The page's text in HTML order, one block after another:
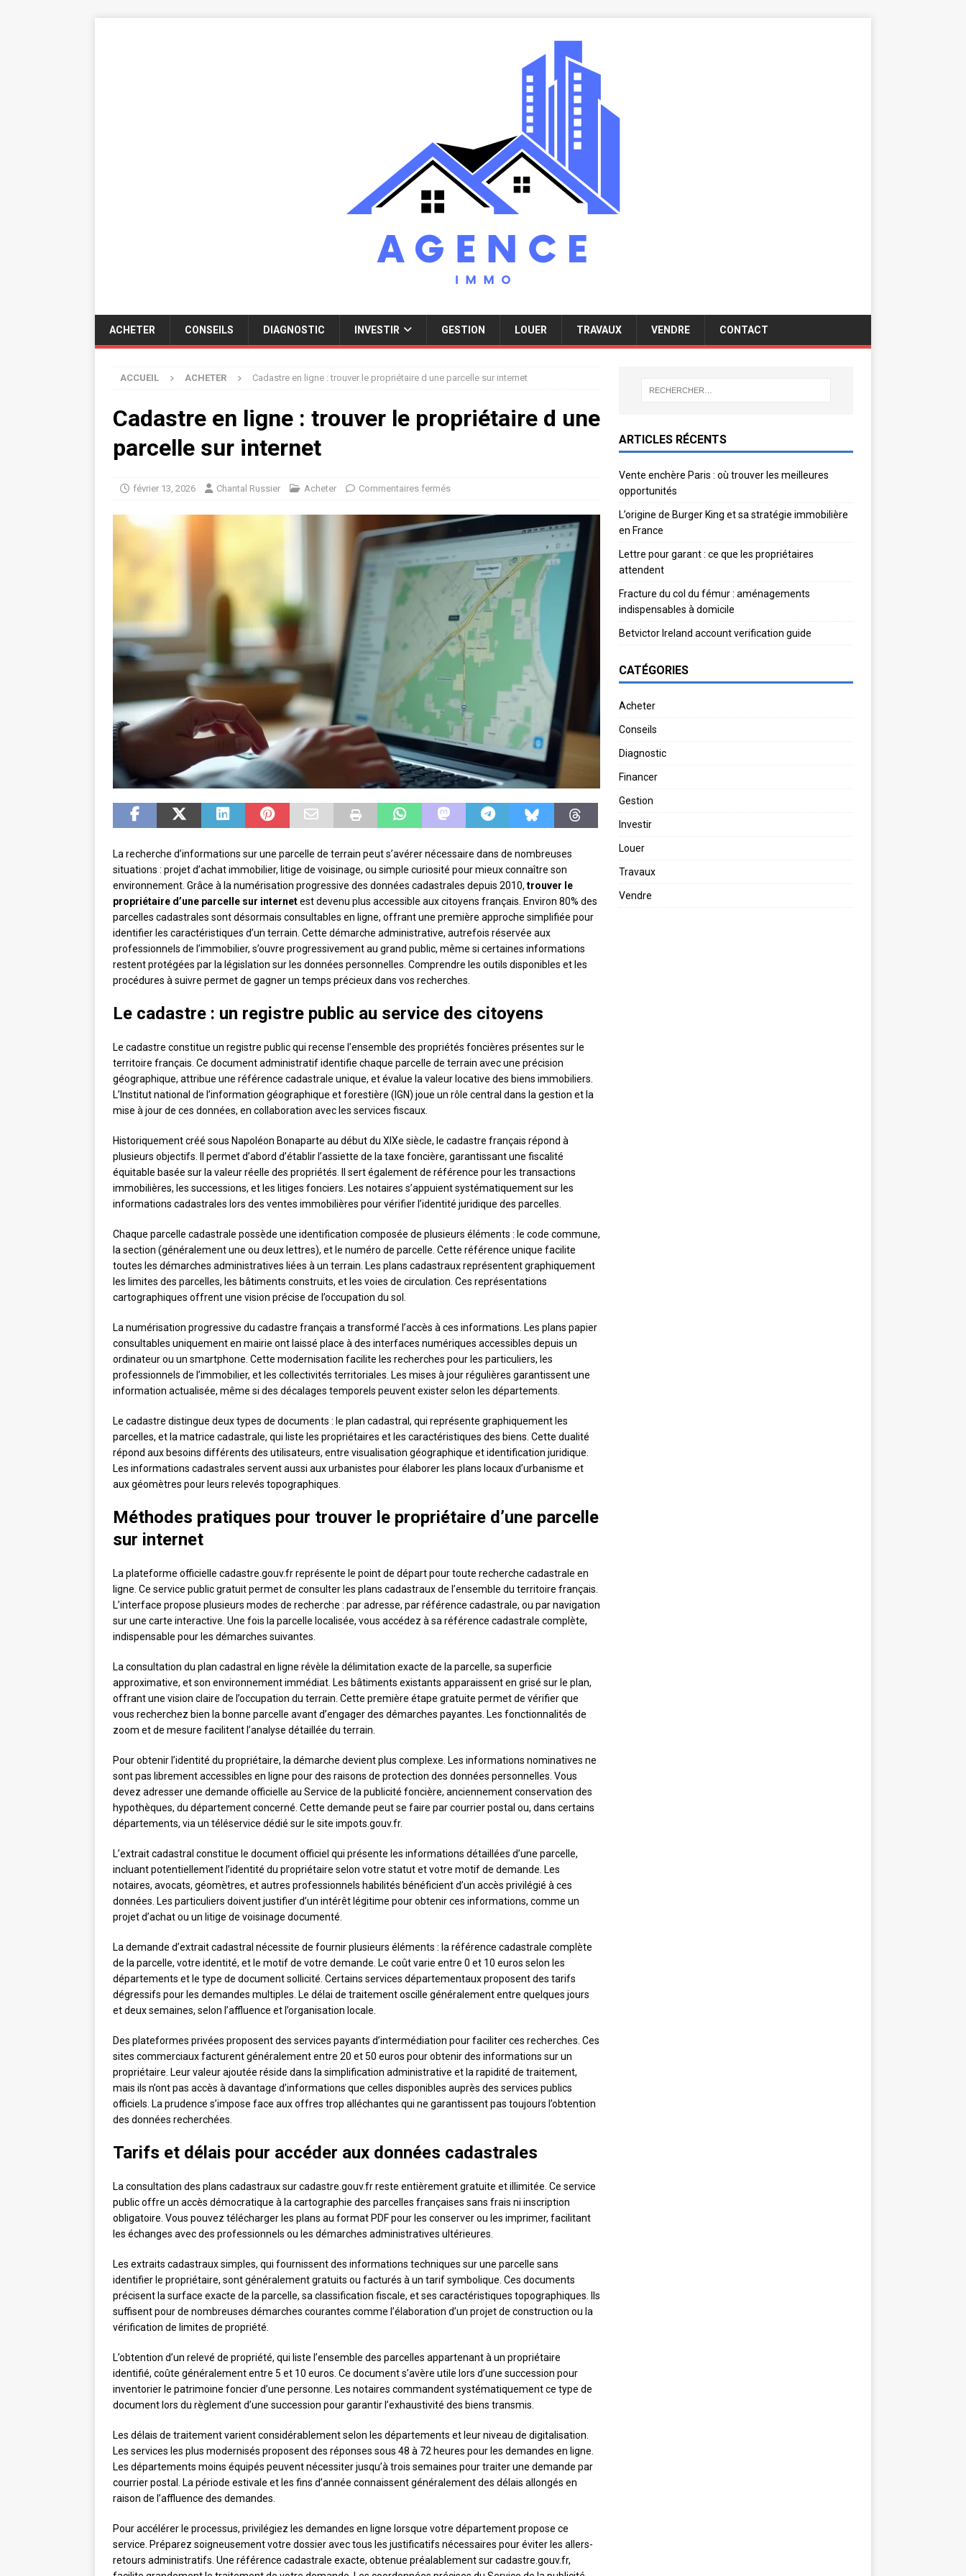
ACHETER CONSEILS DIAGNOSTIC INVESTIR GESTION LOUER TRAVAUX VENDRE CONTACT
ACCUEIL ACHETER Cadastre en ligne : trouver le propriétaire d une parcelle sur internet
Cadastre en ligne : trouver le propriétaire d une
parcelle sur internet
février 13, 2026 Chantal Russier Acheter Commentaires fermés
La recherche d’informations sur une parcelle de terrain peut s’avérer nécessaire dans de nombreuses
situations : projet d’achat immobilier, litige de voisinage, ou simple curiosité pour mieux connaître son
environnement. Grâce à la numérisation progressive des données cadastrales depuis 2010, trouver le
propriétaire d’une parcelle sur internetest devenu plus accessible aux citoyens français. Environ 80% des
parcelles cadastrales sont désormais consultables en ligne, offrant une première approche simplifiée pour
identifier les caractéristiques d’un terrain. Cette démarche administrative, autrefois réservée aux
professionnels de l’immobilier, s’ouvre progressivement au grand public, même si certaines informations
restent protégées par la législation sur les données personnelles. Comprendre les outils disponibles et les
procédures à suivre permet de gagner un temps précieux dans vos recherches.
Le cadastre : un registre public au service des citoyens
Le cadastre constitue un registre public qui recense l’ensemble des propriétés foncières présentes sur le
territoire français. Ce document administratif identifie chaque parcelle de terrain avec une précision
géographique, attribue une référence cadastrale unique, et évalue la valeur locative des biens immobiliers.
L’Institut national de l’information géographique et forestière (IGN) joue un rôle central dans la gestion et la
mise à jour de ces données, en collaboration avec les services fiscaux.
Historiquement créé sous Napoléon Bonaparte au début du XIXe siècle, le cadastre français répond à
plusieurs objectifs. Il permet d’abord d’établir l’assiette de la taxe foncière, garantissant une fiscalité
équitable basée sur la valeur réelle des propriétés. Il sert également de référence pour les transactions
immobilières, les successions, et les litiges fonciers. Les notaires s’appuient systématiquement sur les
informations cadastrales lors des ventes immobilières pour vérifier l’identité juridique des parcelles.
Chaque parcelle cadastrale possède une identification composée de plusieurs éléments : le code commune,
la section (généralement une ou deux lettres), et le numéro de parcelle. Cette référence unique facilite
toutes les démarches administratives liées à un terrain. Les plans cadastraux représentent graphiquement
les limites des parcelles, les bâtiments construits, et les voies de circulation. Ces représentations
cartographiques offrent une vision précise de l’occupation du sol.
La numérisation progressive du cadastre français a transformé l’accès à ces informations. Les plans papier
consultables uniquement en mairie ont laissé place à des interfaces numériques accessibles depuis un
ordinateur ou un smartphone. Cette modernisation facilite les recherches pour les particuliers, les
professionnels de l’immobilier, et les collectivités territoriales. Les mises à jour régulières garantissent une
information actualisée, même si des décalages temporels peuvent exister selon les départements.
Le cadastre distingue deux types de documents : le plan cadastral, qui représente graphiquement les
parcelles, et la matrice cadastrale, qui liste les propriétaires et les caractéristiques des biens. Cette dualité
répond aux besoins différents des utilisateurs, entre visualisation géographique et identification juridique.
Les informations cadastrales servent aussi aux urbanistes pour élaborer les plans locaux d’urbanisme et
aux géomètres pour leurs relevés topographiques.
Méthodes pratiques pour trouver le propriétaire d’une parcelle
sur internet
La plateforme officielle cadastre.gouv.fr représente le point de départ pour toute recherche cadastrale en
ligne. Ce service public gratuit permet de consulter les plans cadastraux de l’ensemble du territoire français.
L’interface propose plusieurs modes de recherche : par adresse, par référence cadastrale, ou par navigation
sur une carte interactive. Une fois la parcelle localisée, vous accédez à sa référence cadastrale complète,
indispensable pour les démarches suivantes.
La consultation du plan cadastral en ligne révèle la délimitation exacte de la parcelle, sa superficie
approximative, et son environnement immédiat. Les bâtiments existants apparaissent en grisé sur le plan,
offrant une vision claire de l’occupation du terrain. Cette première étape gratuite permet de vérifier que
vous recherchez bien la bonne parcelle avant d’engager des démarches payantes. Les fonctionnalités de
zoom et de mesure facilitent l’analyse détaillée du terrain.
Pour obtenir l’identité du propriétaire, la démarche devient plus complexe. Les informations nominatives ne
sont pas librement accessibles en ligne pour des raisons de protection des données personnelles. Vous
devez adresser une demande officielle au Service de la publicité foncière, anciennement conservation des
hypothèques, du département concerné. Cette demande peut se faire par courrier postal ou, dans certains
départements, via un téléservice dédié sur le site impots.gouv.fr.
L’extrait cadastral constitue le document officiel qui présente les informations détaillées d’une parcelle,
incluant potentiellement l’identité du propriétaire selon votre statut et votre motif de demande. Les
notaires, avocats, géomètres, et autres professionnels habilités bénéficient d’un accès privilégié à ces
données. Les particuliers doivent justifier d’un intérêt légitime pour obtenir ces informations, comme un
projet d’achat ou un litige de voisinage documenté.
La demande d’extrait cadastral nécessite de fournir plusieurs éléments : la référence cadastrale complète
de la parcelle, votre identité, et le motif de votre demande. Le coût varie entre 0 et 10 euros selon les
départements et le type de document sollicité. Certains services départementaux proposent des tarifs
dégressifs pour les demandes multiples. Le délai de traitement oscille généralement entre quelques jours
et deux semaines, selon l’affluence et l’organisation locale.
Des plateformes privées proposent des services payants d’intermédiation pour faciliter ces recherches. Ces
sites commerciaux facturent généralement entre 20 et 50 euros pour obtenir des informations sur un
propriétaire. Leur valeur ajoutée réside dans la simplification administrative et la rapidité de traitement,
mais ils n’ont pas accès à davantage d’informations que celles disponibles auprès des services publics
officiels. La prudence s’impose face aux offres trop alléchantes qui ne garantissent pas toujours l’obtention
des données recherchées.
Tarifs et délais pour accéder aux données cadastrales
La consultation des plans cadastraux sur cadastre.gouv.fr reste entièrement gratuite et illimitée. Ce service
public offre un accès démocratique à la cartographie des parcelles françaises sans frais ni inscription
obligatoire. Vous pouvez télécharger les plans au format PDF pour les conserver ou les imprimer, facilitant
les échanges avec des professionnels ou les démarches administratives ultérieures.
Les extraits cadastraux simples, qui fournissent des informations techniques sur une parcelle sans
identifier le propriétaire, sont généralement gratuits ou facturés à un tarif symbolique. Ces documents
précisent la surface exacte de la parcelle, sa classification fiscale, et ses caractéristiques topographiques. Ils
suffisent pour de nombreuses démarches courantes comme l’élaboration d’un projet de construction ou la
vérification de limites de propriété.
L’obtention d’un relevé de propriété, qui liste l’ensemble des parcelles appartenant à un propriétaire
identifié, coûte généralement entre 5 et 10 euros. Ce document s’avère utile lors d’une succession pour
inventorier le patrimoine foncier d’une personne. Les notaires commandent systématiquement ce type de
document lors du règlement d’une succession pour garantir l’exhaustivité des biens transmis.
Les délais de traitement varient considérablement selon les départements et leur niveau de digitalisation.
Les services les plus modernisés proposent des réponses sous 48 à 72 heures pour les demandes en ligne.
Les départements moins équipés peuvent nécessiter jusqu’à trois semaines pour traiter une demande par
courrier postal. La période estivale et les fins d’année connaissent généralement des délais allongés en
raison de l’affluence des demandes.
Pour accélérer le processus, privilégiez les demandes en ligne lorsque votre département propose ce
service. Préparez soigneusement votre dossier avec tous les justificatifs nécessaires pour éviter les allers-
retours administratifs. Une référence cadastrale exacte, obtenue préalablement sur cadastre.gouv.fr,
ARTICLES RÉCENTS
Vente enchère Paris : où trouver les meilleures
opportunités
L’origine de Burger King et sa stratégie immobilière
en France
Lettre pour garant : ce que les propriétaires
attendent
Fracture du col du fémur : aménagements
indispensables à domicile
Betvictor Ireland account verification guide
CATÉGORIES
Acheter
Conseils
Diagnostic
Financer
Gestion
Investir
Louer
Travaux
Vendre